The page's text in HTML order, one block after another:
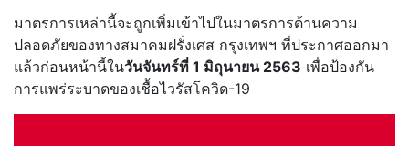
มาตรการเหล่านี้จะถูกเพิ่มเข้าไปในมาตรการด้านความ
ปลอดภัยของทางสมาคมฝรั่งเศส กรุงเทพฯ ที่ประกาศออกมา
แล้วก่อนหน้านี้ในวันจันทร์ที่ 1 มิถุนายน 2563 เพื่อป้องกัน
การแพร่ระบาดของเชื้อไวรัสโควิด-19